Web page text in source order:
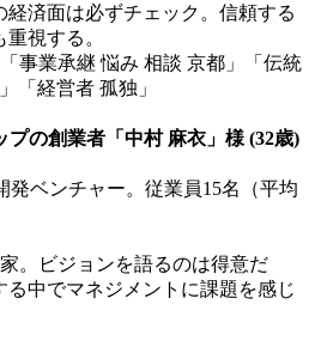
経済面は必ずチェック。信頼する
視する。
「事業承継 悩み 相談 京都」「伝統
「経営者 孤独」
の創業者「中村 麻衣」様 (32歳)
発ベンチャー。従業員15名（平均
。ビジョンを語るのは得意だ
る中でマネジメントに課題を感じ